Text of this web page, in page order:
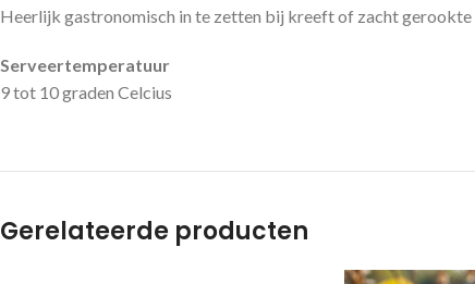
Heerlijk gastronomisch in te zetten bij kreeft of zacht gerookte
Serveertemperatuur
9 tot 10 graden Celcius
Gerelateerde producten